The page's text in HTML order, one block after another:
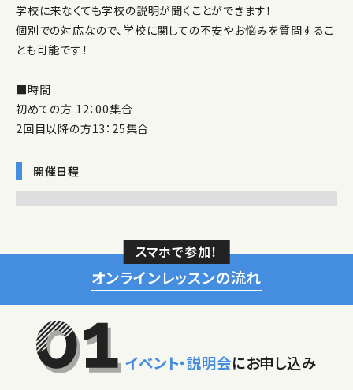
学校に来なくても学校の説明が聞くことができます！
個別での対応なので、学校に関しての不安やお悩みを質問するこ
とも可能です！
■時間
初めての方 12：00集合
2回目以降の方13：25集合
開催日程
スマホで参加！
オンラインレッスンの流れ
イベント・説明会にお申し込み